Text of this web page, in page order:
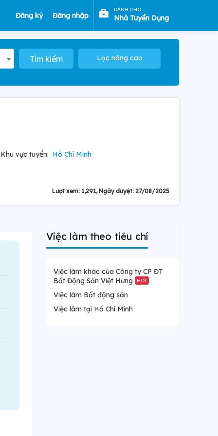
Đăng ký Đăng nhập
DÀNH CHO
Nhà Tuyển Dụng
Tìm kiếm Lọc nâng cao
Khu vực tuyển: Hồ Chí Minh
Lượt xem: 1,291, Ngày duyệt: 27/08/2025
Việc làm theo tiêu chí
Việc làm khác của Công ty CP ĐT
Bất Động Sản Việt Hưng
HOT
Việc làm Bất động sản
Việc làm tại Hồ Chí Minh